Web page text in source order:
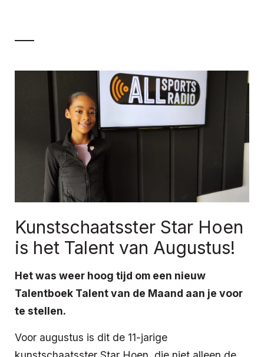
Kunstschaatsster Star Hoen
is het Talent van Augustus!
Het was weer hoog tijd om een nieuw
Talentboek Talent van de Maand aan je voor
te stellen.
Voor augustus is dit de 11-jarige